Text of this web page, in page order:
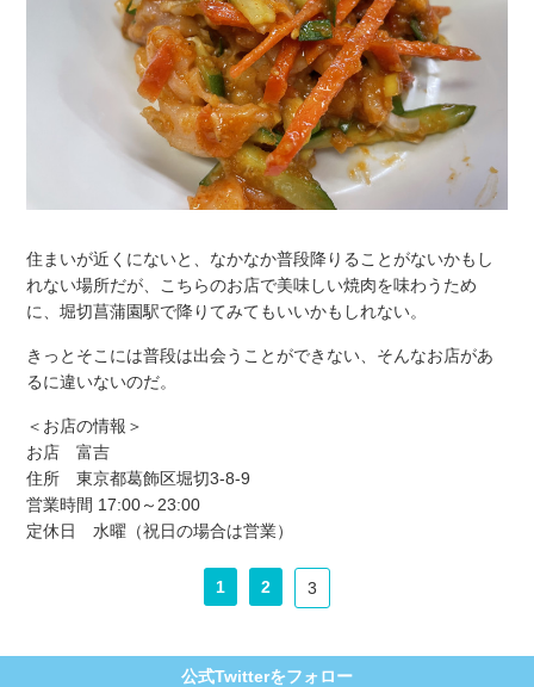
住まいが近くにないと、なかなか普段降りることがないかもし
れない場所だが、こちらのお店で美味しい焼肉を味わうため
に、堀切菖蒲園駅で降りてみてもいいかもしれない。
きっとそこには普段は出会うことができない、そんなお店があ
るに違いないのだ。
＜お店の情報＞
お店 富吉
住所 東京都葛飾区堀切3‐8‐9
営業時間 17:00～23:00
定休日 水曜（祝日の場合は営業）
1 2 3
公式Twitterをフォロー